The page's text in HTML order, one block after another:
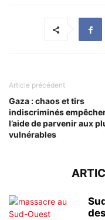
Article précédent
Gaza : chaos et tirs
indiscriminés
l’aide de parvenir aux
vulnérables